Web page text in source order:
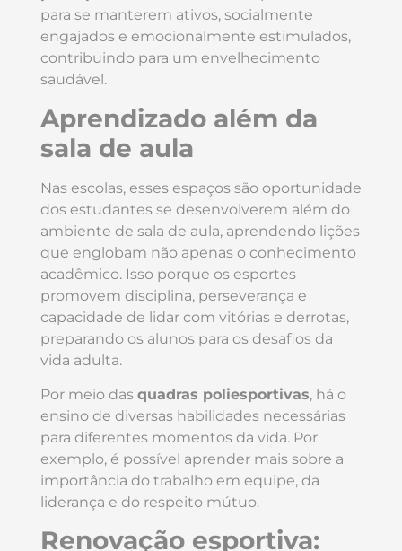
para se manterem ativos, socialmente
engajados e emocionalmente estimulados,
contribuindo para um envelhecimento
saudável.
Aprendizado além da
sala de aula
Nas escolas, esses espaços são oportunidade
dos estudantes se desenvolverem além do
ambiente de sala de aula, aprendendo lições
que englobam não apenas o conhecimento
acadêmico. Isso porque os esportes
promovem disciplina, perseverança e
capacidade de lidar com vitórias e derrotas,
preparando os alunos para os desafios da
vida adulta.
Por meio das quadras poliesportivas, há o
ensino de diversas habilidades necessárias
para diferentes momentos da vida. Por
exemplo, é possível aprender mais sobre a
importância do trabalho em equipe, da
liderança e do respeito mútuo.
Renovação esportiva: